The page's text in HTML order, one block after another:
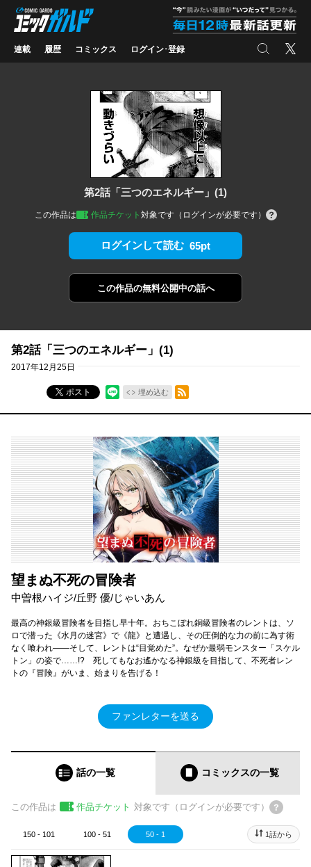
コミックガルド
連載 履歴 コミックス ログイン･登録 検索 X
第2話「三つのエネルギー」(1)
この作品は 作品チケット 対象です（ログインが必要です）
ログインして読む 65pt
この作品の無料公開中の話へ
第2話「三つのエネルギー」(1)
2017年12月25日
ポスト 埋め込む
RSSフィード
望まぬ不死の冒険者
中曽根ハイジ/丘野 優/じゃいあん
最高の神銀級冒険者を目指し早十年。おちこぼれ銅級冒険者のレントは、ソ
ロで潜った《水月の迷宮》で《龍》と遭遇し、その圧倒的な力の前に為す術
なく喰われ――そして、レントは“目覚めた”。なぜか最弱モンスター「スケル
トン」の姿で……!? 死してもなお遙かなる神銀級を目指して、不死者レン
トの『冒険』がいま、始まりを告げる！
ファンレターを送る
話の一覧 コミックスの一覧
この作品は 作品チケット 対象です（ログインが必要です）
150 - 101 100 - 51 50 - 1 1話から